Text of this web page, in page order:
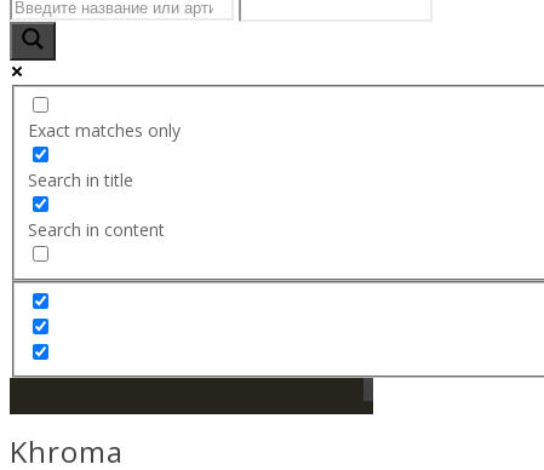
Exact matches only
Search in title
Search in content
Khroma